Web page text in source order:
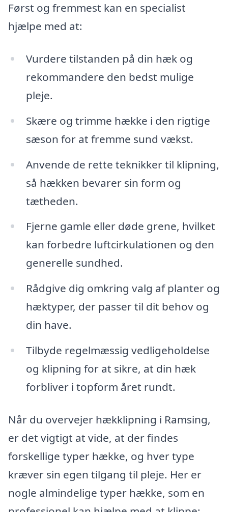
Først og fremmest kan en specialist
hjælpe med at:
Vurdere tilstanden på din hæk og
rekommandere den bedst mulige
pleje.
Skære og trimme hække i den rigtige
sæson for at fremme sund vækst.
Anvende de rette teknikker til klipning,
så hækken bevarer sin form og
tætheden.
Fjerne gamle eller døde grene, hvilket
kan forbedre luftcirkulationen og den
generelle sundhed.
Rådgive dig omkring valg af planter og
hæktyper, der passer til dit behov og
din have.
Tilbyde regelmæssig vedligeholdelse
og klipning for at sikre, at din hæk
forbliver i topform året rundt.
Når du overvejer hækklipning i Ramsing,
er det vigtigt at vide, at der findes
forskellige typer hække, og hver type
kræver sin egen tilgang til pleje. Her er
nogle almindelige typer hække, som en